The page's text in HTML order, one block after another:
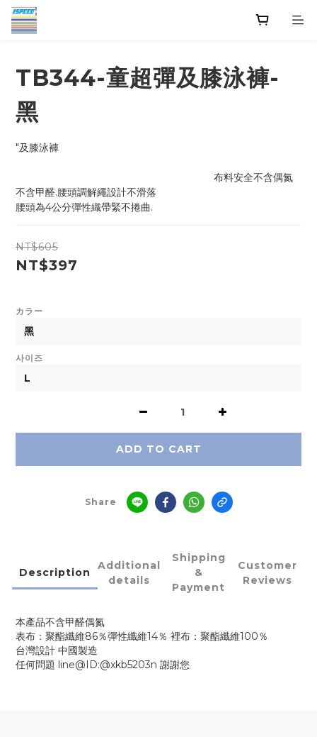
TB344-童超彈及膝泳褲-
黑
"及膝泳褲
                                                                      布料安全不含偶氮
不含甲醛.腰頭調解繩設計不滑落
腰頭為4公分彈性織帶緊不捲曲.
NT$605
NT$397
カラー
사이즈
ADD TO CART
Share
Description
Additional
details
Shipping
&
Payment
Customer
Reviews
本產品不含甲醛偶氮
表布：聚酯纖維86％彈性纖維14％ 裡布：聚酯纖維100％
台灣設計 中國製造
任何問題 line@ID:@xkb5203n 謝謝您